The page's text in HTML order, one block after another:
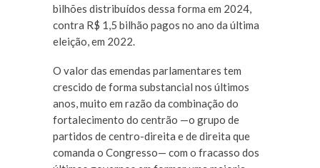
bilhões distribuídos dessa forma em 2024,
contra R$ 1,5 bilhão pagos no ano da última
eleição, em 2022.
O valor das emendas parlamentares tem
crescido de forma substancial nos últimos
anos, muito em razão da combinação do
fortalecimento do centrão —o grupo de
partidos de centro-direita e de direita que
comanda o Congresso— com o fracasso dos